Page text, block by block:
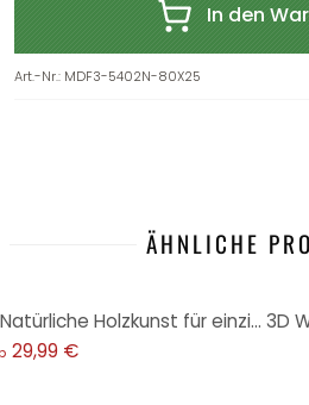
In den
Art.-Nr.: MDF3-5402N-80X25
ÄHNLICHE
Berg-Puzzle aus Pappelholz – Natürliche Holzkunst für einzigartige Dekoration
29,99 €